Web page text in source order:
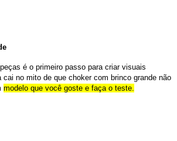
é o primeiro passo para criar visuais
no mito de que choker com brinco grande não
modelo que você goste e faça o teste.